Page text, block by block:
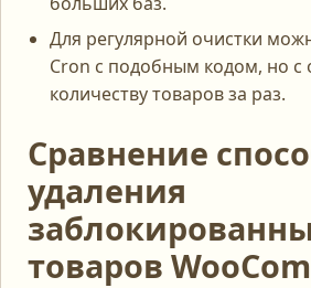
Для регулярной очистки
Cron с подобным кодом, но с
количеству товаров за раз.
Сравнение
удаления
товаров